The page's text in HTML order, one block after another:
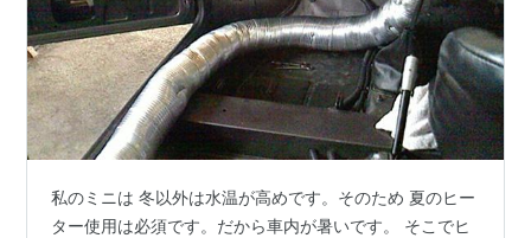
私のミニは 冬以外は水温が高めです。そのため 夏のヒー
ター使用は必須です。だから車内が暑いです。 そこでヒ